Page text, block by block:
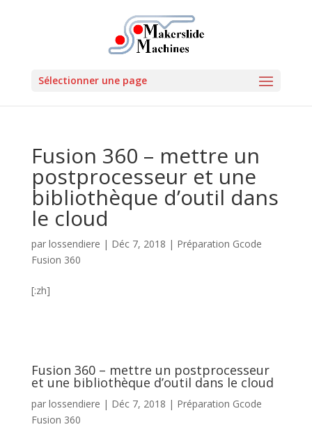
Sélectionner une page
Fusion 360 – mettre un
postprocesseur et une
bibliothèque d’outil dans
le cloud
par lossendiere | Déc 7, 2018 | Préparation Gcode
Fusion 360
[:zh]
Fusion 360 – mettre un postprocesseur
et une bibliothèque d’outil dans le cloud
par lossendiere | Déc 7, 2018 | Préparation Gcode
Fusion 360